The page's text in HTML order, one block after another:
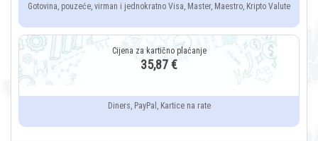
Gotovina, pouzeće, virman i jednokratno Visa, Master, Maestro, Kripto Valute
35,87 €
Diners, PayPal, Kartice na rate